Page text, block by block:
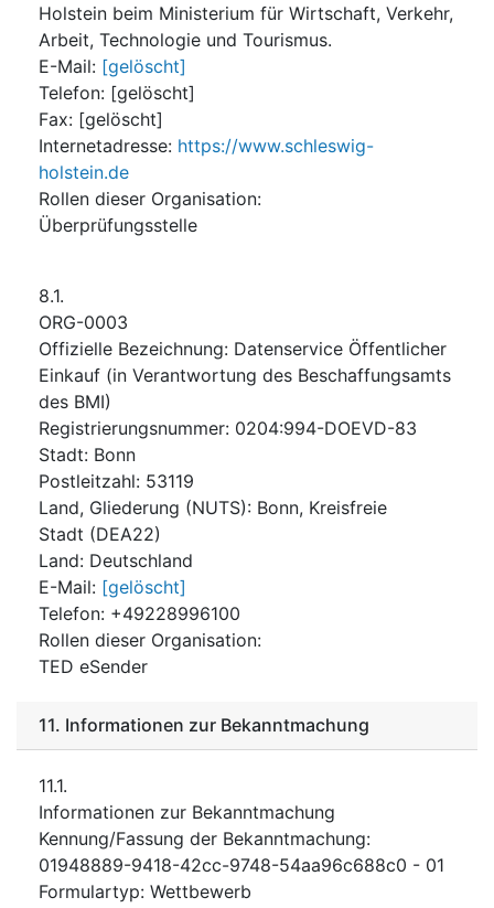
Holstein beim Ministerium für Wirtschaft, Verkehr,
Arbeit, Technologie und Tourismus.
E-Mail: [gelöscht]
Telefon: [gelöscht]
Fax: [gelöscht]
Internetadresse: https://www.schleswig-
holstein.de
Rollen dieser Organisation:
Überprüfungsstelle
8.1.
ORG-0003
Offizielle Bezeichnung: Datenservice Öffentlicher
Einkauf (in Verantwortung des Beschaffungsamts
des BMI)
Registrierungsnummer: 0204:994-DOEVD-83
Stadt: Bonn
Postleitzahl: 53119
Land, Gliederung (NUTS): Bonn, Kreisfreie
Stadt (DEA22)
Land: Deutschland
E-Mail: [gelöscht]
Telefon: +49228996100
Rollen dieser Organisation:
TED eSender
11. Informationen zur Bekanntmachung
11.1.
Informationen zur Bekanntmachung
Kennung/Fassung der Bekanntmachung:
01948889-9418-42cc-9748-54aa96c688c0 - 01
Formulartyp: Wettbewerb